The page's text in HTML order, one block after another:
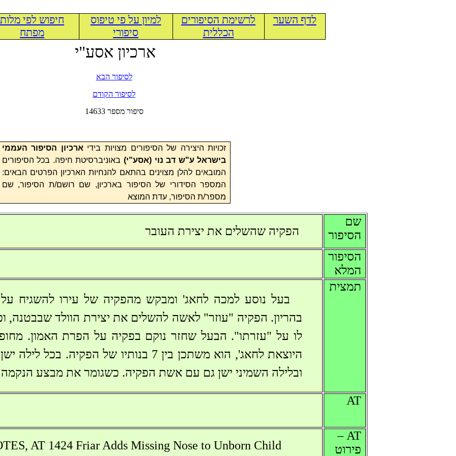
לדף השער
לרשימת הסיפורים
הכללית
למיון על פי טיפוס
סיפורי
חיפוש לפי מלות
מפתח
ארכיון אסע"י
לסיפור הבא
לסיפור הקודם
14633 סיפור מספר
זכויות היצירה של הסיפורים מצויות בידי ארכיון הסיפור העממי
בישראל ע"ש דב נוי (אסע"י) באוניברסיטת חיפה. בכל הסיפורים
המובאים להלן מצוינים בהתאם להנחיות הארכיון הפרטים הבאים:
המספר הסידורי של הסיפור בארכיון, שם רושם/ת הסיפור, שם
מספר/ת הסיפור, עדת המוצא
הפקיה שהשלים את יצירת העובר
שם
הסיפור
הסיפור
המלא
בעל נוסע למכה לחאג' ומבקש מהפקיה של עירו להשגיח
בהריון. הפקיה "עוזר" לאשה להשלים את יצירת הוולד שבבטנה,
לו על "עזרתו". הבעל שחזר נוקם בפקיה על הפרת האמון.
היוצאת לחאג', הוא משתכן בין 7 בנותיו של
ובלילה השמיני ישן גם עם אשת הפקיה. כשגומר את מבצע הנקמה
תמצית
AT
AT 1424 Friar Adds Missing Nose to Unborn Child
AT –
פירוט